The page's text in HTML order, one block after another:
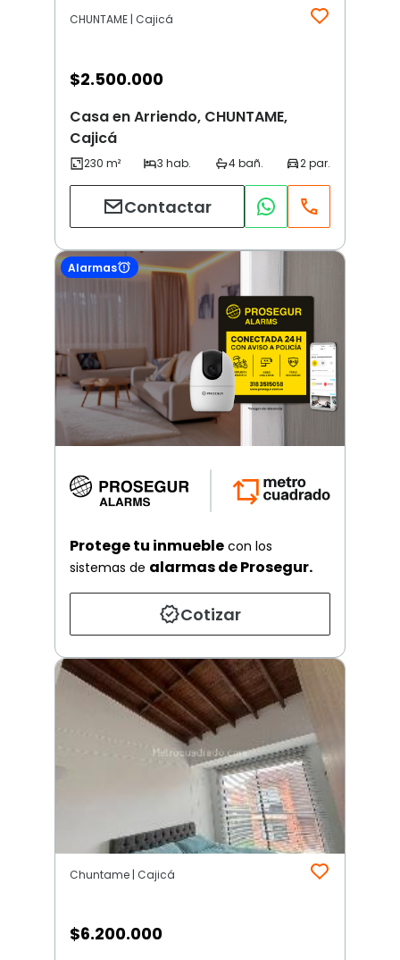
CHUNTAME | Cajicá
$2.500.000
Casa en Arriendo, CHUNTAME,
Cajicá
Contactar
Alarmas
Protege tu inmueble con los
sistemas de alarmas de Prosegur.
Cotizar
Chuntame | Cajicá
$6.200.000